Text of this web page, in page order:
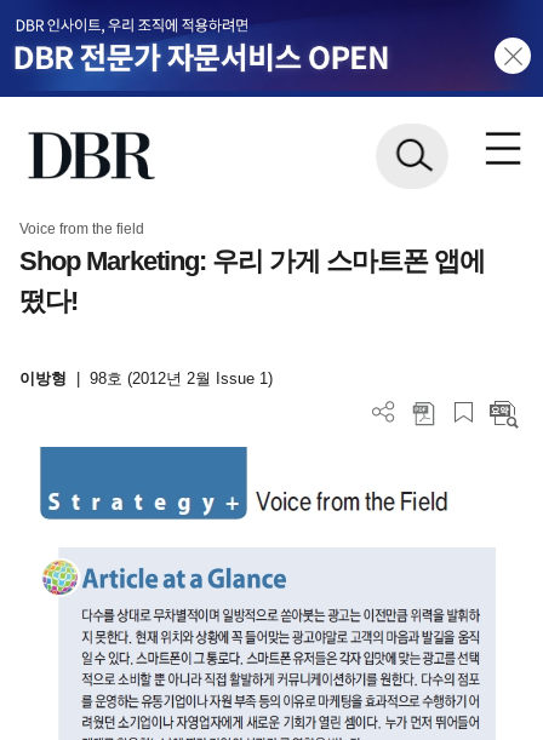
Voice from the field
Shop Marketing: 우리 가게 스마트폰 앱에
떴다!
이방형 98호 (2012년 2월 Issue 1)